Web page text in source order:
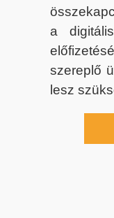
a
szereplő
lesz